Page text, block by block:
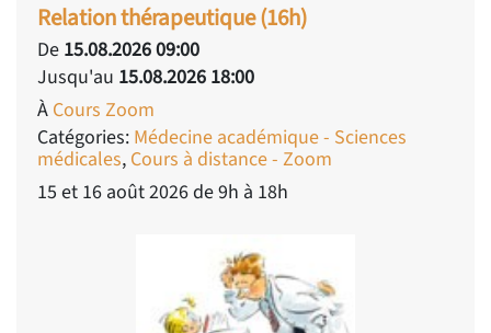
Relation thérapeutique (16h)
De 15.08.2026 09:00
Jusqu'au 15.08.2026 18:00
À Cours Zoom
Catégories: Médecine académique - Sciences
médicales, Cours à distance - Zoom
15 et 16 août 2026 de 9h à 18h